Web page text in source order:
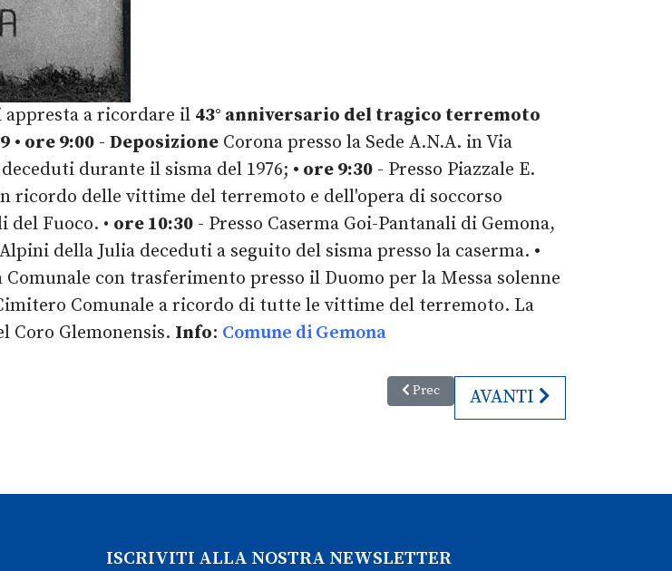
appresta a ricordare il 43° anniversario del tragico terremoto
• ore 9:00 - Deposizione Corona presso la Sede A.N.A. in Via
durante il sisma del 1976; • ore 9:30 - Presso Piazzale E.
ricordo delle vittime del terremoto e dell'opera di soccorso
del Fuoco. • ore 10:30 - Presso Caserma Goi-Pantanali di Gemona,
della Julia deceduti a seguito del sisma presso la caserma. •
con trasferimento presso il Duomo per la Messa solenne
Comunale a ricordo di tutte le vittime del terremoto. La
Coro Glemonensis. Info: Comune di Gemona
Articolo precedente: 3. Laudate dominum:
Prec ARTICOLO
AVANTI
ISCRIVITI ALLA NOSTRA NEWSLETTER